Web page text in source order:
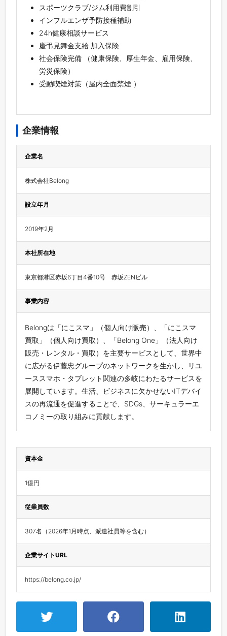
スポーツクラブ/ジム利用費割引
インフルエンザ予防接種補助
24h健康相談サービス
慶弔見舞金支給 加入保険
社会保険完備 （健康保険、厚生年金、雇用保険、
労災保険）
受動喫煙対策（屋内全面禁煙 ）
企業情報
企業名
株式会社Belong
設立年月
2019年2月
本社所在地
東京都港区赤坂6丁目4番10号　赤坂ZENビル
事業内容
Belongは「にこスマ」（個人向け販売）、「にこスマ
買取」（個人向け買取）、「Belong One」（法人向け
販売・レンタル・買取）を主要サービスとして、世界中
に広がる伊藤忠グループのネットワークを生かし、リユ
ーススマホ・タブレット関連の多岐にわたるサービスを
展開しています。生活、ビジネスに欠かせないITデバイ
スの再流通を促進することで、SDGs、サーキュラーエ
コノミーの取り組みに貢献します。
資本金
1億円
従業員数
307名（2026年1月時点、派遣社員等を含む）
企業サイトURL
https://belong.co.jp/